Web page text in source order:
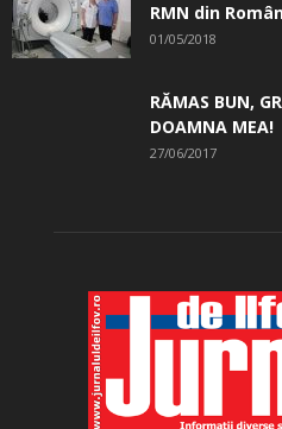
RMN din
01/05/2018
RĂMAS BUN,
DOAMNA MEA!
27/06/2017